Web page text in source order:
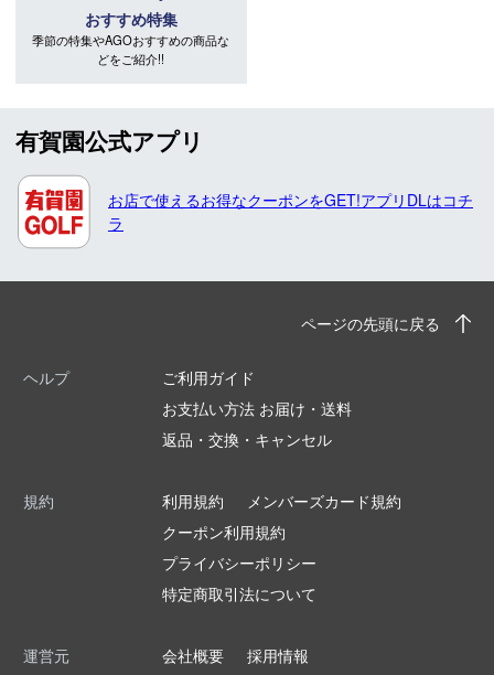
おすすめ特集
季節の特集やAGOおすすめの商品な
どをご紹介!!
有賀園公式アプリ
お店で使えるお得なクーポンをGET!アプリDLはコチ
ラ
ページの先頭に戻る
ヘルプ
ご利用ガイド
お支払い方法 お届け・送料
返品・交換・キャンセル
規約 利用規約
メンバーズカード規約
クーポン利用規約
プライバシーポリシー
特定商取引法について
運営元 会社概要
採用情報